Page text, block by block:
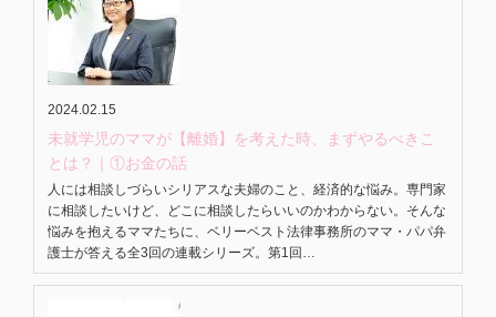
2024.02.15
未就学児のママが【離婚】を考えた時、まずやるべきこ
とは？｜①お金の話
人には相談しづらいシリアスな夫婦のこと、経済的な悩み。専門家
に相談したいけど、どこに相談したらいいのかわからない。そんな
悩みを抱えるママたちに、ベリーベスト法律事務所のママ・パパ弁
護士が答える全3回の連載シリーズ。第1回…